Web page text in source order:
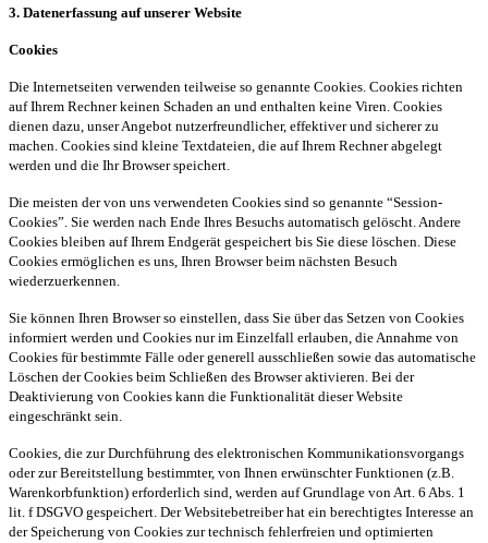
3. Datenerfassung auf unserer Website
Cookies
Die Internetseiten verwenden teilweise so genannte Cookies. Cookies richten
auf Ihrem Rechner keinen Schaden an und enthalten keine Viren. Cookies
dienen dazu, unser Angebot nutzerfreundlicher, effektiver und sicherer zu
machen. Cookies sind kleine Textdateien, die auf Ihrem Rechner abgelegt
werden und die Ihr Browser speichert.
Die meisten der von uns verwendeten Cookies sind so genannte “Session-
Cookies”. Sie werden nach Ende Ihres Besuchs automatisch gelöscht. Andere
Cookies bleiben auf Ihrem Endgerät gespeichert bis Sie diese löschen. Diese
Cookies ermöglichen es uns, Ihren Browser beim nächsten Besuch
wiederzuerkennen.
Sie können Ihren Browser so einstellen, dass Sie über das Setzen von Cookies
informiert werden und Cookies nur im Einzelfall erlauben, die Annahme von
Cookies für bestimmte Fälle oder generell ausschließen sowie das automatische
Löschen der Cookies beim Schließen des Browser aktivieren. Bei der
Deaktivierung von Cookies kann die Funktionalität dieser Website
eingeschränkt sein.
Cookies, die zur Durchführung des elektronischen Kommunikationsvorgangs
oder zur Bereitstellung bestimmter, von Ihnen erwünschter Funktionen (z.B.
Warenkorbfunktion) erforderlich sind, werden auf Grundlage von Art. 6 Abs. 1
lit . f DSGVO gespeichert. Der Websitebetreiber hat ein berechtigtes Interesse an
der Speicherung von Cookies zur technisch fehlerfreien und optimierten